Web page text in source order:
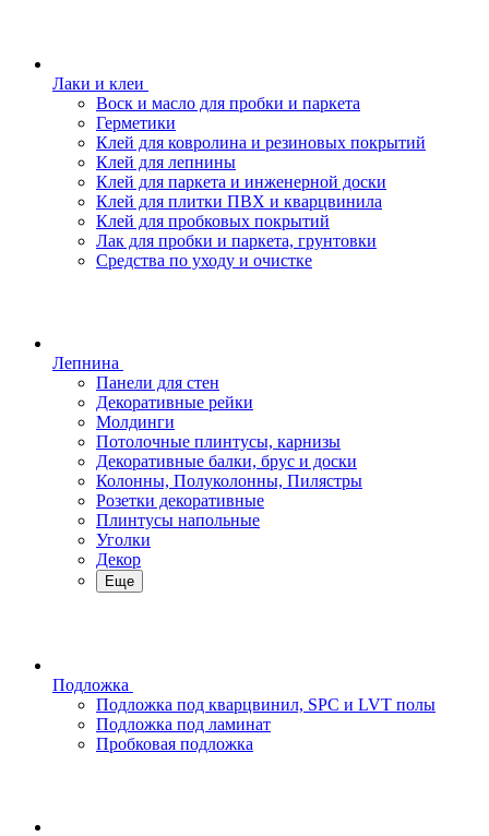
Лаки и клеи
Воск и масло для пробки и паркета
Герметики
Клей для ковролина и резиновых покрытий
Клей для лепнины
Клей для паркета и инженерной доски
Клей для плитки ПВХ и кварцвинила
Клей для пробковых покрытий
Лак для пробки и паркета, грунтовки
Средства по уходу и очистке
Лепнина
Панели для стен
Декоративные рейки
Молдинги
Потолочные плинтусы, карнизы
Декоративные балки, брус и доски
Колонны, Полуколонны, Пилястры
Розетки декоративные
Плинтусы напольные
Уголки
Декор
Еще
Подложка
Подложка под кварцвинил, SPC и LVT полы
Подложка под ламинат
Пробковая подложка